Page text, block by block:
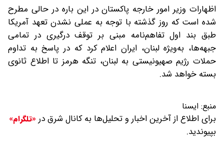
اظهارات وزیر امور خارجه پاکستان در این باره در حالی مطرح
شده است که روز گذشته با توجه به عملی نشدن تعهد آمریکا
طبق بند اول تفاهم‌نامه مبنی بر توقف درگیری در تمامی
جبهه‌ها، به‌ویژه لبنان، ایران اعلام کرد که در پاسخ به تداوم
حملات رژیم صهیونیستی به لبنان، ‌تنگه هرمز تا اطلاع ثانوی
بسته خواهد شد.
منبع: ایسنا
برای اطلاع از آخرین اخبار و تحلیل‌ها به کانال شرق در «تلگرام»
بپیوندید.